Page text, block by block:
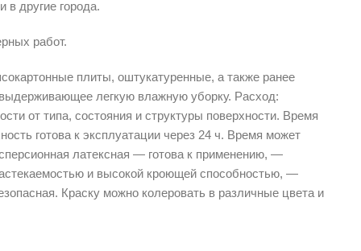
другие города.
работ.
плиты, оштукатуренные, а также ранее
легкую влажную уборку. Расход:
от типа, состояния и структуры поверхности. Время
готова к эксплуатации через 24 ч. Время может
латексная — готова к применению, —
и высокой кроющей способностью, —
Краску можно колеровать в различные цвета и